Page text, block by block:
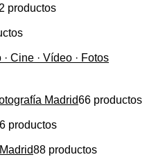
productos
Cine · Vídeo · Fotos
Madrid66 productos
productos
88 productos